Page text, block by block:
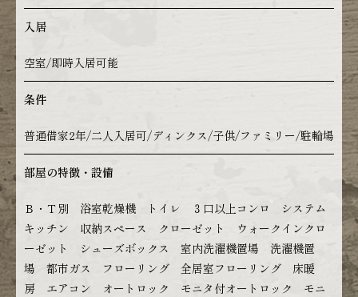
入居
空室/即時入居可能
条件
普通借家2年/二人入居可/ディンクス/子供/ファミリー/駐輪場
部屋の特徴・設備
Ｂ・Ｔ別 浴室乾燥機 トイレ ３口以上コンロ システム
キッチン 収納スペース クローゼット ウォークインクロ
ーゼット シューズボックス 室内洗濯機置場 洗濯機置
場 都市ガス フローリング 全居室フローリング 床暖
房 エアコン オートロック モニタ付オートロック モニ